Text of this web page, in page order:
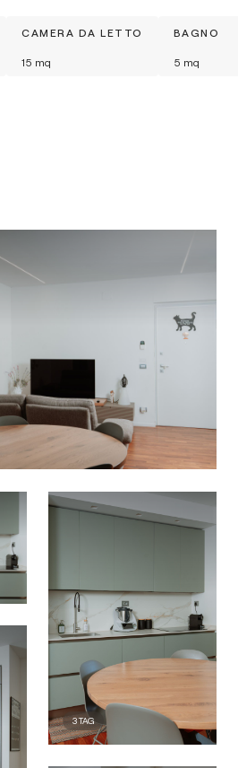
CAMERA DA LETTO
15 mq
BAGNO
5 mq
3TAG